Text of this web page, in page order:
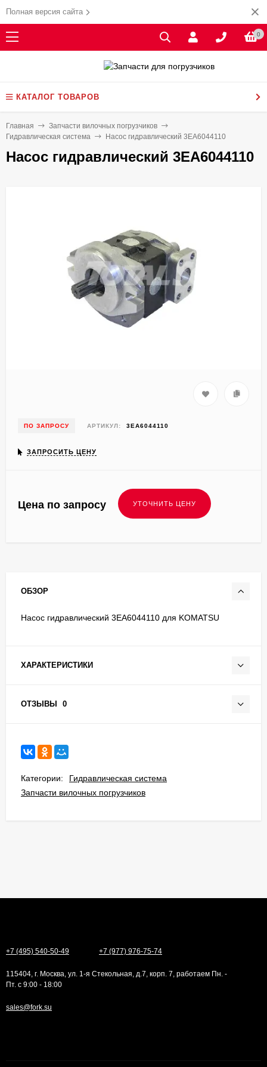
Полная версия сайта
0
КАТАЛОГ ТОВАРОВ
Главная
Запчасти вилочных погрузчиков
Гидравлическая система
Насос гидравлический 3EA6044110
Насос гидравлический 3EA6044110
ПО ЗАПРОСУ АРТИКУЛ: 3EA6044110
ЗАПРОСИТЬ ЦЕНУ
Цена по запросу
ОБЗОР
Насос гидравлический 3EA6044110 для KOMATSU
ХАРАКТЕРИСТИКИ
ОТЗЫВЫ 0
Категории:
Гидравлическая система
Запчасти вилочных погрузчиков
+7 (495) 540-50-49 +7 (977) 976-75-74
115404, г. Москва, ул. 1-я Стекольная, д.7, корп. 7, работаем Пн. -
Пт. с 9:00 - 18:00
sales@fork.su